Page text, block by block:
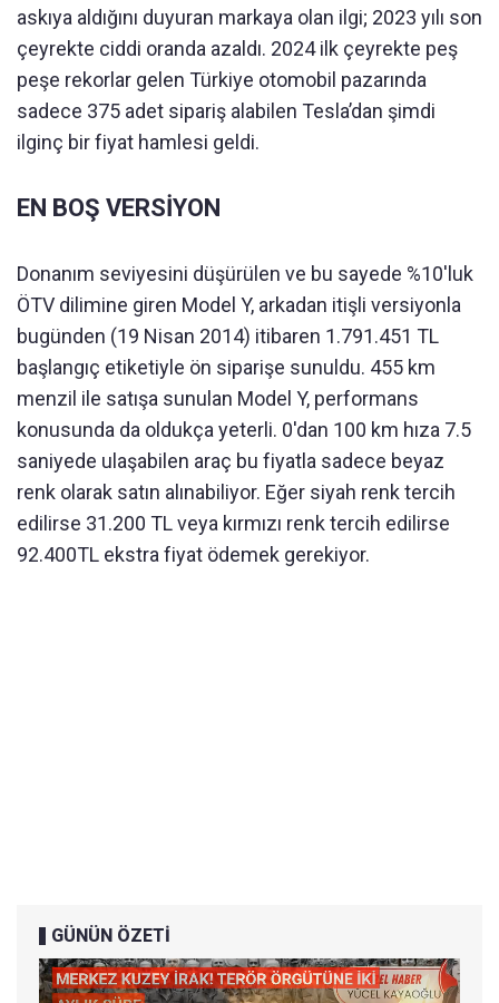
askıya aldığını duyuran markaya olan ilgi; 2023 yılı son
çeyrekte ciddi oranda azaldı. 2024 ilk çeyrekte peş
peşe rekorlar gelen Türkiye otomobil pazarında
sadece 375 adet sipariş alabilen Tesla’dan şimdi
ilginç bir fiyat hamlesi geldi.
EN BOŞ VERSİYON
Donanım seviyesini düşürülen ve bu sayede %10'luk
ÖTV dilimine giren Model Y, arkadan itişli versiyonla
bugünden (19 Nisan 2014) itibaren 1.791.451 TL
başlangıç etiketiyle ön siparişe sunuldu. 455 km
menzil ile satışa sunulan Model Y, performans
konusunda da oldukça yeterli. 0'dan 100 km hıza 7.5
saniyede ulaşabilen araç bu fiyatla sadece beyaz
renk olarak satın alınabiliyor. Eğer siyah renk tercih
edilirse 31.200 TL veya kırmızı renk tercih edilirse
92.400TL ekstra fiyat ödemek gerekiyor.
GÜNÜN ÖZETİ